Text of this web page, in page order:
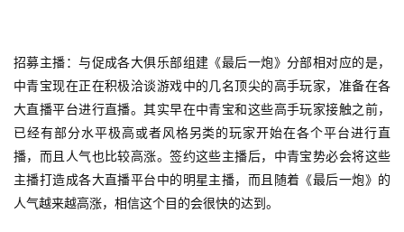
机
游
戏
休
闲
游
招募主播：与促成各大俱乐部组建《最后一炮》分部相对应的是，
中青宝现在正在积极洽谈游戏中的几名顶尖的高手玩家，准备在各
大直播平台进行直播。其实早在中青宝和这些高手玩家接触之前，
已经有部分水平极高或者风格另类的玩家开始在各个平台进行直
播，而且人气也比较高涨。签约这些主播后，中青宝势必会将这些
主播打造成各大直播平台中的明星主播，而且随着《最后一炮》的
人气越来越高涨，相信这个目的会很快的达到。